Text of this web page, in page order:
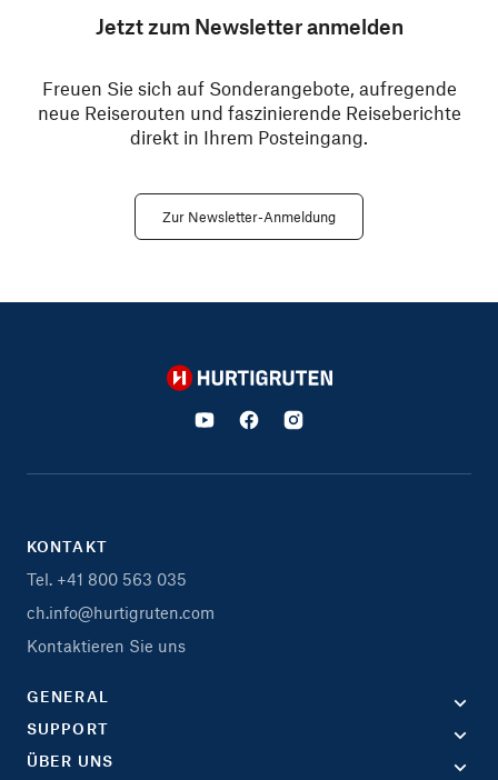
Jetzt zum Newsletter anmelden
Freuen Sie sich auf Sonderangebote, aufregende
neue Reiserouten und faszinierende Reiseberichte
direkt in Ihrem Posteingang.
Zur Newsletter-Anmeldung
Hurtigruten
KONTAKT
Tel. +41 800 563 035
ch.info@hurtigruten.com
Kontaktieren Sie uns
GENERAL
SUPPORT
ÜBER UNS